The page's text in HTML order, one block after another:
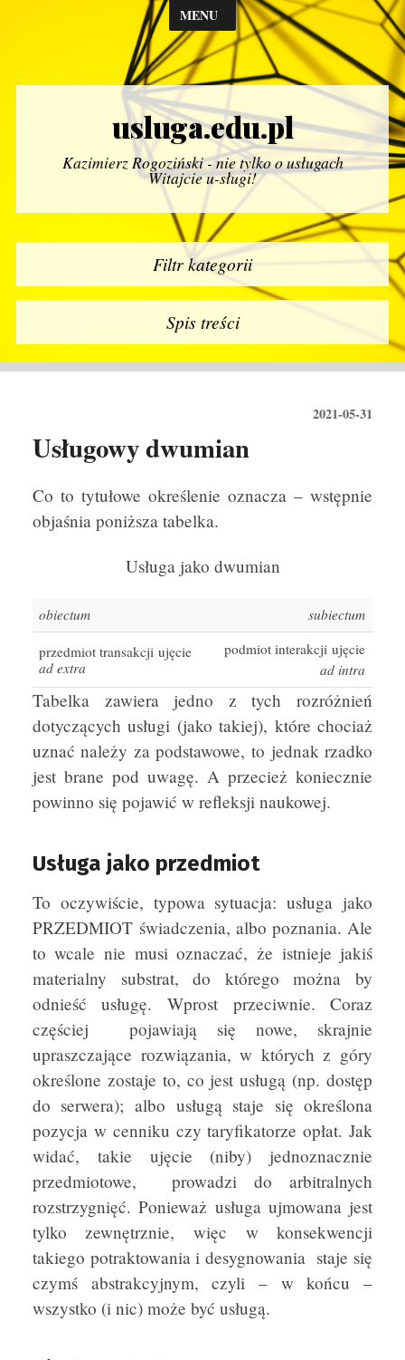
MENU
usluga.edu.pl
Kazimierz Rogoziński - nie tylko o usługach
Witajcie u-sługi!
Filtr kategorii
Spis treści
2021-05-31
Usługowy dwumian
Co to tytułowe określenie oznacza – wstępnie
objaśnia poniższa tabelka.
Usługa jako dwumian
obiectum subiectum
przedmiot transakcji ujęcie
ad extra
podmiot interakcji ujęcie
ad intra
Tabelka zawiera jedno z tych rozróżnień
dotyczących usługi (jako takiej), które chociaż
uznać należy za podstawowe, to jednak rzadko
jest brane pod uwagę. A przecież koniecznie
powinno się pojawić w refleksji naukowej.
Usługa jako przedmiot
To oczywiście, typowa sytuacja: usługa jako
PRZEDMIOT świadczenia, albo poznania. Ale
to wcale nie musi oznaczać, że istnieje jakiś
materialny substrat, do którego można by
odnieść usługę. Wprost przeciwnie. Coraz
częściej pojawiają się nowe, skrajnie
upraszczające rozwiązania, w których z góry
określone zostaje to, co jest usługą (np. dostęp
do serwera); albo usługą staje się określona
pozycja w cenniku czy taryfikatorze opłat. Jak
widać, takie ujęcie (niby) jednoznacznie
przedmiotowe, prowadzi do arbitralnych
rozstrzygnięć. Ponieważ usługa ujmowana jest
tylko zewnętrznie, więc w konsekwencji
takiego potraktowania i desygnowania staje się
czymś abstrakcyjnym, czyli – w końcu –
wszystko (i nic) może być usługą.